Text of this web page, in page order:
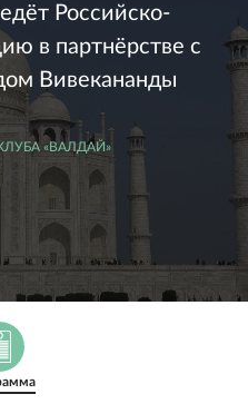
Российско-
в партнёрстве с
Вивекананды
«ВАЛДАЙ»